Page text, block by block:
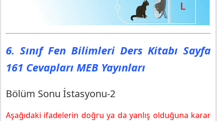
6. Sınıf Fen Bilimleri Ders Kitabı Sayfa
161 Cevapları MEB Yayınları
Bölüm Sonu İstasyonu-2
Aşağıdaki ifadelerin doğru ya da yanlış olduğuna karar